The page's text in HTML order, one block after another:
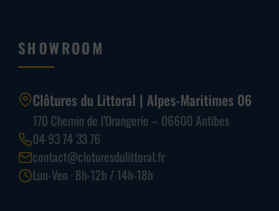
SHOWROOM
Clôtures du Littoral | Alpes-Maritimes 06
170 Chemin de l’Orangerie – 06600 Antibes
04 93 74 33 76
contact@cloturesdulittoral.fr
Lun-Ven · 8h-12h / 14h-18h